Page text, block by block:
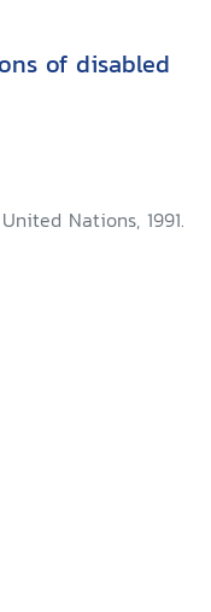
of disabled
Nations, 1991.